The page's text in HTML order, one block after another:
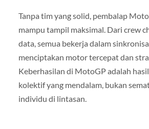
Tanpa tim yang solid, pembalap
mampu tampil maksimal. Dari crew
data, semua bekerja dalam
menciptakan motor tercepat dan
Keberhasilan di MotoGP adalah
kolektif yang mendalam, bukan
individu di lintasan.